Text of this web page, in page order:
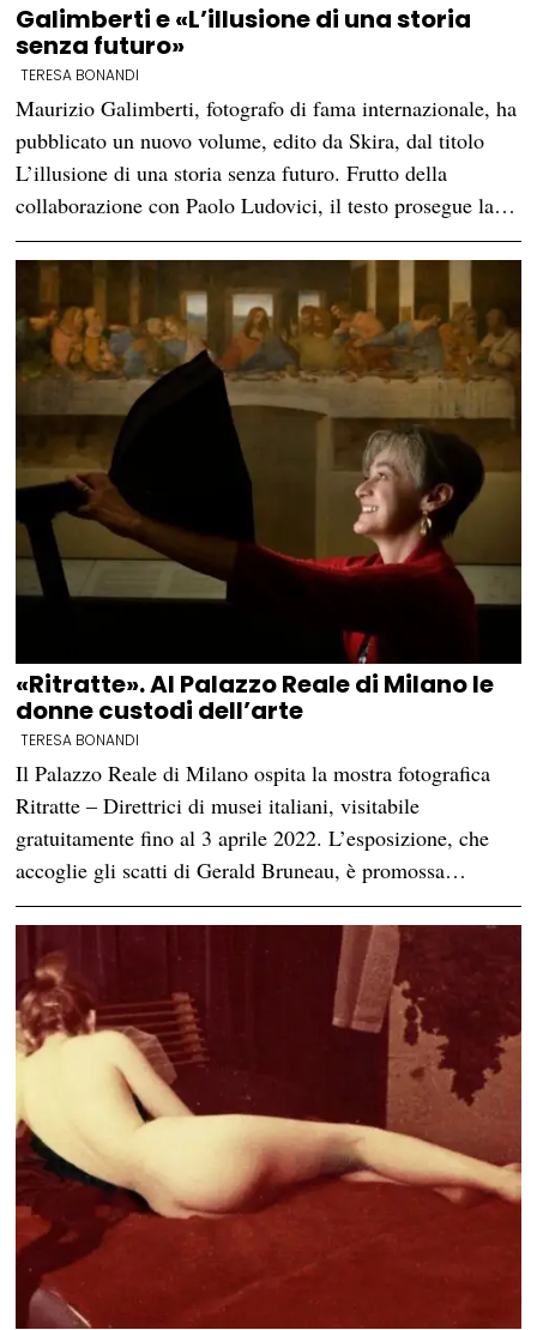
Galimberti e «L’illusione di una storia
senza futuro»
TERESA BONANDI
Maurizio Galimberti, fotografo di fama internazionale, ha
pubblicato un nuovo volume, edito da Skira, dal titolo
L’illusione di una storia senza futuro. Frutto della
collaborazione con Paolo Ludovici, il testo prosegue la…
«Ritratte». Al Palazzo Reale di Milano le
donne custodi dell’arte
TERESA BONANDI
Il Palazzo Reale di Milano ospita la mostra fotografica
Ritratte – Direttrici di musei italiani, visitabile
gratuitamente fino al 3 aprile 2022. L’esposizione, che
accoglie gli scatti di Gerald Bruneau, è promossa…